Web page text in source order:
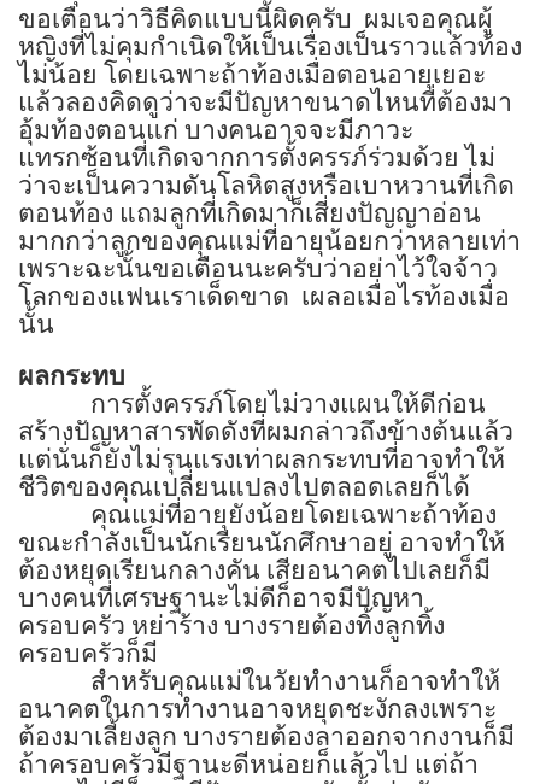
ขอเตือนว่าวิธีคิดแบบนี้ผิดครับ ผมเจอคุณผู้
หญิงที่ไม่คุมกำเนิดให้เป็นเรื่องเป็นราวแล้วท้อง
ไม่น้อย โดยเฉพาะถ้าท้องเมื่อตอนอายุเยอะ
แล้วลองคิดดูว่าจะมีปัญหาขนาดไหนที่ต้องมา
อุ้มท้องตอนแก่ บางคนอาจจะมีภาวะ
แทรกซ้อนที่เกิดจากการตั้งครรภ์ร่วมด้วย ไม่
ว่าจะเป็นความดันโลหิตสูงหรือเบาหวานที่เกิด
ตอนท้อง แถมลูกที่เกิดมาก็เสี่ยงปัญญาอ่อน
มากกว่าลูกของคุณแม่ที่อายุน้อยกว่าหลายเท่า
เพราะฉะนั้นขอเตือนนะครับว่าอย่าไว้ใจจ้าว
โลกของแฟนเราเด็ดขาด เผลอเมื่อไรท้องเมื่อ
นั้น
ผลกระทบ
การตั้งครรภ์โดยไม่วางแผนให้ดีก่อน
สร้างปัญหาสารพัดดังที่ผมกล่าวถึงข้างต้นแล้ว
แต่นั่นก็ยังไม่รุนแรงเท่าผลกระทบที่อาจทำให้
ชีวิตของคุณเปลี่ยนแปลงไปตลอดเลยก็ได้
คุณแม่ที่อายุยังน้อยโดยเฉพาะถ้าท้อง
ขณะกำลังเป็นนักเรียนนักศึกษาอยู่ อาจทำให้
ต้องหยุดเรียนกลางคัน เสียอนาคตไปเลยก็มี
บางคนที่เศรษฐานะไม่ดีก็อาจมีปัญหา
ครอบครัว หย่าร้าง บางรายต้องทิ้งลูกทิ้ง
ครอบครัวก็มี
สำหรับคุณแม่ในวัยทำงานก็อาจทำให้
อนาคตในการทำงานอาจหยุดชะงักลงเพราะ
ต้องมาเลี้ยงลูก บางรายต้องลาออกจากงานก็มี
ถ้าครอบครัวมีฐานะดีหน่อยก็แล้วไป แต่ถ้า